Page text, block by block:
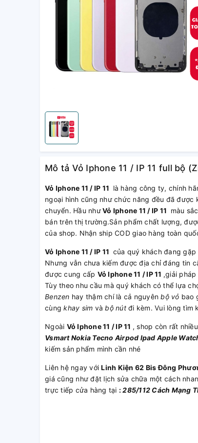
Mô tả Vỏ Iphone 11 / IP 11 full bộ
Vỏ Iphone 11 / IP 11 là hàng công ty, chính
ngoại hình cũng như chức năng đều đã
chuyển. Hầu nhưVỏ Iphone 11 / IP 11 màu
bán trên thị trường.Sản phẩm chất lượng,
của shop. Nhận ship COD giao hàng toàn
Vỏ Iphone 11 / IP 11 của quý khách đang
Nhưng vẫn chưa kiếm được địa chỉ đáng tin
được cung cấp Vỏ Iphone 11 / IP 11 ,giải
Tùy theo nhu cầu mà quý khách có thể lựa
Benzen hay thậm chí là cả nguyênbộ vỏ bao
cùngkhay sim vàbộ nútđi kèm. Vui lòng tìm
Ngoài Vỏ Iphone 11 / IP 11 , shop còn rất nhiều
Vsmart Nokia Tecno Airpod Ipad Apple
kiếm sản phẩm mình cần nhé
Liên hệ ngay vớiLinh Kiện 62 Bis Đông
giá cũng như đặt lịch sửa chữa một cách
trực tiếp cửa hàng tại :285/112 Cách Mạng